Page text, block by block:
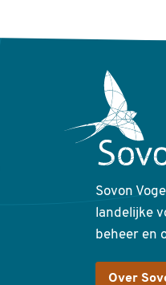
Sovon
landelijke
beheer en
Over